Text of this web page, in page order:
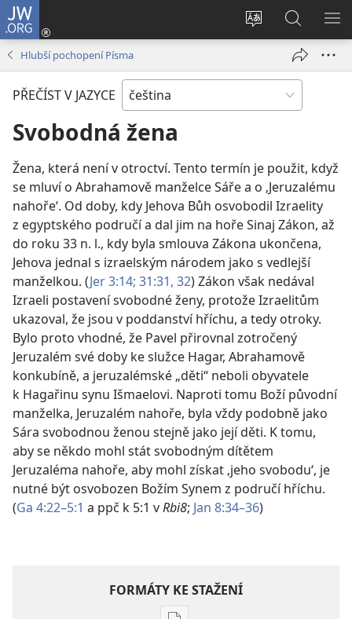
JW.ORG
Změnit
stránek
Přihlásit
se
okno)
Hledat
na
JW.ORG
Hlubší pochopení Písma
PŘEČÍST V JAZYCE
Svobodná žena
Žena, která není v otroctví. Tento termín je použit, když
se mluví o Abrahamově manželce Sáře a o ‚Jeruzalému
nahoře‘. Od doby, kdy Jehova Bůh osvobodil Izraelity
z egyptského područí a dal jim na hoře Sinaj Zákon, až
do roku 33 n. l., kdy byla smlouva Zákona ukončena,
Jehova jednal s izraelským národem jako s vedlejší
manželkou. (Jer 3:14; 31:31, 32) Zákon však nedával
Izraeli postavení svobodné ženy, protože Izraelitům
ukazoval, že jsou v poddanství hříchu, a tedy otroky.
Bylo proto vhodné, že Pavel přirovnal zotročený
Jeruzalém své doby ke služce Hagar, Abrahamově
konkubíně, a jeruzalémské „děti“ neboli obyvatele
k Hagařinu synu Išmaelovi. Naproti tomu Boží původní
manželka, Jeruzalém nahoře, byla vždy podobně jako
Sára svobodnou ženou stejně jako její děti. K tomu,
aby se někdo mohl stát svobodným dítětem
Jeruzaléma nahoře, aby mohl získat ‚jeho svobodu‘, je
nutné být osvobozen Božím Synem z područí hříchu.
(Ga 4:22–5:1 a ppč k 5:1 vRbi8; Jan 8:34–36)
FORMÁTY KE STAŽENÍ